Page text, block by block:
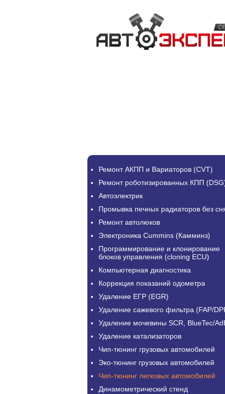
Ремонт АКПП и Вариаторов (CVT)
Ремонт роботизированных КПП
Автоэлектрик
Промывка печных радиаторов без
Ремонт автолюков
Электроника Cummins (Камминз)
Программирование и клонирование
блоков управления (cloning ECU)
Компьютерная диагностика
Коррекция показаний одометра
Удаление ЕГР (EGR)
Удаление сажевого фильтра (FAP/
Удаление мочевины SCR, BlueTec/
Удаление катализаторов
Чип-тюнинг грузовых автомобилей
Эко-тюнинг грузовых автомобилей
Чип-тюнинг легковых автомобилей
Динамометрический стенд